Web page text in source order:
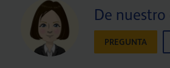
De nuestro
PREGUNTA